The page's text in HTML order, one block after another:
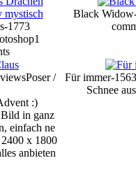
1773
1
Black
Poser /
:)
in ganz
einfach ne
x 1800
anbieten
Für immer-
Schnee